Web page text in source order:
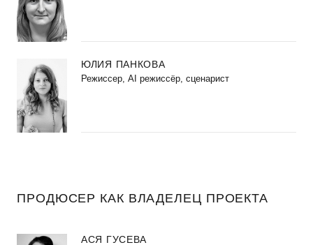
ЮЛИЯ ПАНКОВА
Режиссер, AI режиссёр, сценарист
ПРОДЮСЕР КАК ВЛАДЕЛЕЦ ПРОЕКТА
АСЯ ГУСЕВА